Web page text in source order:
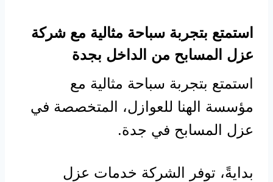
استمتع بتجربة سباحة مثالية مع شركة
عزل المسابح من الداخل بجدة
استمتع بتجربة سباحة مثالية مع
مؤسسة الهنا للعوازل، المتخصصة في
عزل المسابح في جدة.
بدايةً، توفر الشركة خدمات عزل